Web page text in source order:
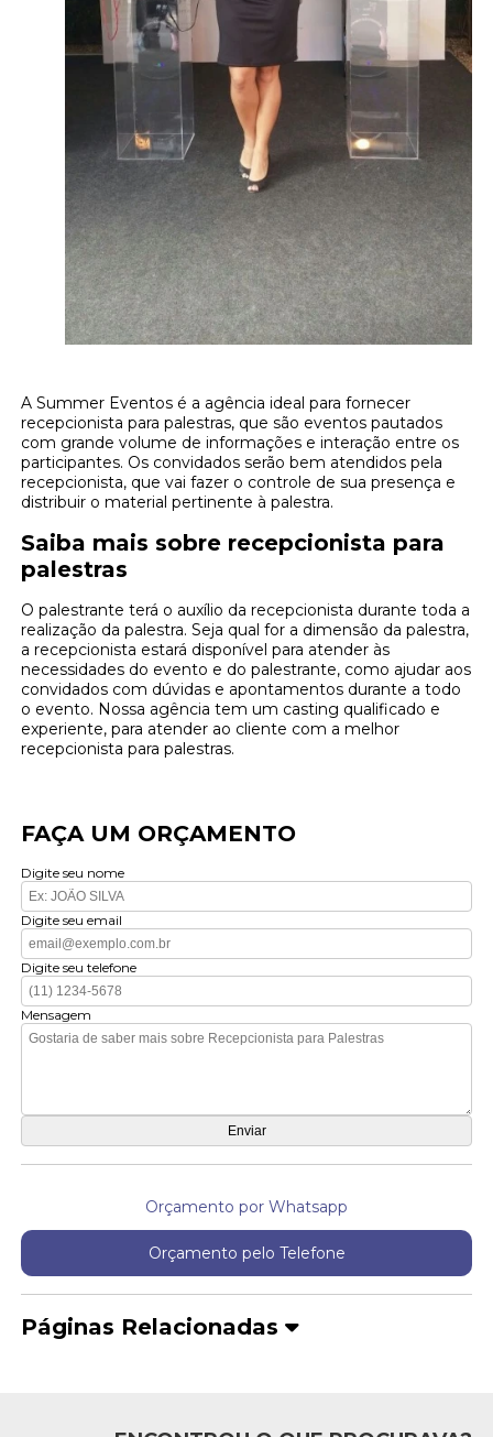
A Summer Eventos é a agência ideal para fornecer
recepcionista para palestras, que são eventos pautados
com grande volume de informações e interação entre os
participantes. Os convidados serão bem atendidos pela
recepcionista, que vai fazer o controle de sua presença e
distribuir o material pertinente à palestra.
Saiba mais sobre recepcionista para
palestras
O palestrante terá o auxílio da recepcionista durante toda a
realização da palestra. Seja qual for a dimensão da palestra,
a recepcionista estará disponível para atender às
necessidades do evento e do palestrante, como ajudar aos
convidados com dúvidas e apontamentos durante a todo
o evento. Nossa agência tem um casting qualificado e
experiente, para atender ao cliente com a melhor
recepcionista para palestras.
FAÇA UM ORÇAMENTO
Digite seu nome
Digite seu email
Digite seu telefone
Mensagem
Orçamento por Whatsapp
Orçamento pelo Telefone
Páginas Relacionadas